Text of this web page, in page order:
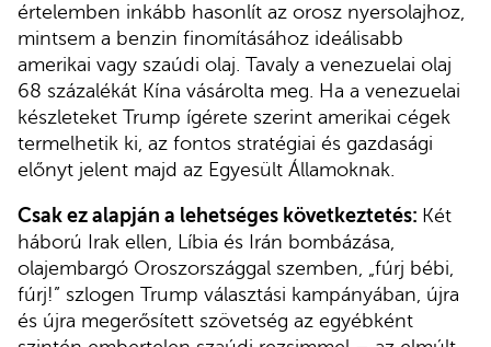
értelemben inkább hasonlít az orosz nyersolajhoz,
mintsem a benzin finomításához ideálisabb
amerikai vagy szaúdi olaj. Tavaly a venezuelai olaj
68 százalékát Kína vásárolta meg. Ha a venezuelai
készleteket Trump ígérete szerint amerikai cégek
termelhetik ki, az fontos stratégiai és gazdasági
előnyt jelent majd az Egyesült Államoknak.
Csak ez alapján a lehetséges következtetés: Két
háború Irak ellen, Líbia és Irán bombázása,
olajembargó Oroszországgal szemben, „fúrj bébi,
fúrj!” szlogen Trump választási kampányában, újra
és újra megerősített szövetség az egyébként